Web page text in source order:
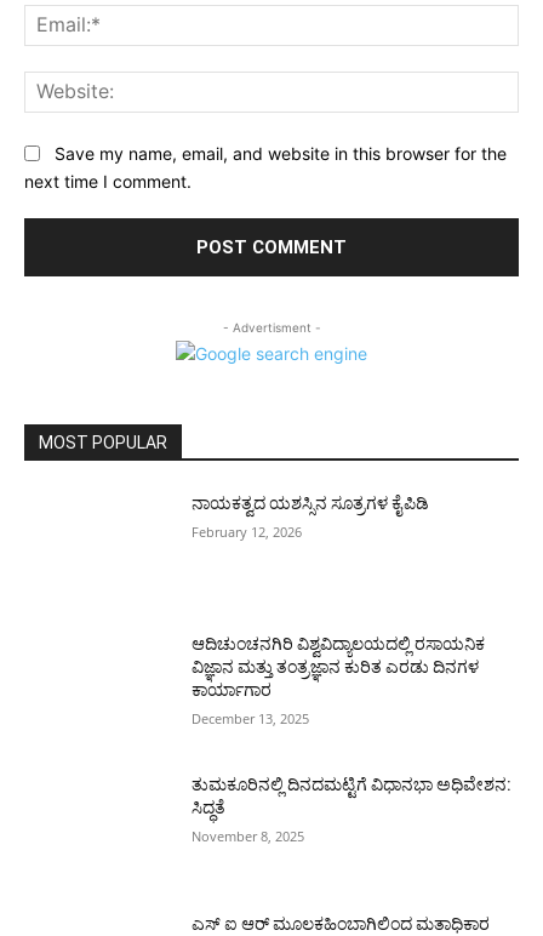
Save my name, email, and website in this browser for the
next time I comment.
- Advertisment -
MOST POPULAR
ನಾಯಕತ್ವದ ಯಶಸ್ಸಿನ ಸೂತ್ರಗಳ ಕೈಪಿಡಿ
February 12, 2026
ಆದಿಚುಂಚನಗಿರಿ ವಿಶ್ವವಿದ್ಯಾಲಯದಲ್ಲಿ ರಸಾಯನಿಕ
ವಿಜ್ಞಾನ ಮತ್ತು ತಂತ್ರಜ್ಞಾನ ಕುರಿತ ಎರಡು ದಿನಗಳ
ಕಾರ್ಯಾಗಾರ
December 13, 2025
ತುಮಕೂರಿನಲ್ಲಿ ದಿನದಮಟ್ಟಿಗೆ ವಿಧಾನಭಾ ಅಧಿವೇಶನ:
ಸಿದ್ಧತೆ
November 8, 2025
ಎಸ್ ಐ ಆರ್ ಮೂಲಕಹಿಂಬಾಗಿಲಿಂದ ಮತಾಧಿಕಾರ